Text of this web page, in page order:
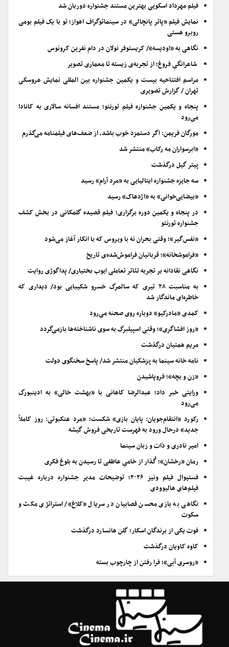
فیلم مهرداد اسکویی بهترین مستند جشنواره دوربان شد
نمایش فیلم «پاتر پانچالی» در سینماتوگراف اهواز؛ تو با یک فیلم بومی
روبرو هستی
نگاهی به «اودیسه»/ کریستوفر نولان در دام نفرین کرونوس
شاعرانگیِ فروغ؛ از تجربه‌ی زیسته تا معماری تصویر
مراسم افتتاحیه بیست و یکمین جشنواره بین المللی نمایش عروسکی
تهران / گزارش تصویری
پنجاه و یکمین جشنواره فیلم تورنتو؛ مستند افسانه سالاری به کانادا
می‌رود
مورگان فریمن: اگر دستمزد خوب باشد، از ضعف‌های فیلمنامه می‌گذرم
«ابرسواران مه رکاب» منتشر شد
پیتر گیل درگذشت
سه جایزه جشنواره ایتالیایی به «مرد آرام» رسید
«بیضایی‌خوانی» به «اژدهاک» رسید
در پنجاه و یکمین دوره برگزاری؛ فیلم قصیده گلمکانی در بخش کشف
جشنواره تورنتو
«نفس‌گیر»؛ وقتی بحران نه با ویروس که با انکار آغاز می‌شود
«فراموشخانه»؛ قربانیان فراموش‌شده‌ی تاریخ
نگاهی نقادانه بر تجربه تئاتر تعاملی ایوب بختیاری/ پداگوژی روایت
به مناسبت ۲۸ تیری که سالمرگ خسرو شکیبایی بود/ دیداری که
خاطره‌ای ماندگار شد
کمدی «مادرکیو» دوباره روی صحنه می‌رود
«روز افشاگری»؛ وقتی اسپیلبرگ به سوی ناشناخته‌ها بازمی‌گردد
مریم همتیان درگذشت
نامه خانه سینما به پزشکیان منتشر شد/ پاسخ سخنگوی دولت
«زن و بچه»؛ فروپاشیدن
ورایتی خبر داد؛ عبدالرضا کاهانی با «بهشت خالی» به ادینبورگ
می‌رود
رکورد «انتقام‌جویان: پایان بازی» شکست؛ «مرد عنکبوتی: روز کاملاً
جدید» درحال ورود به فهرست تاریخی فروش گیشه
امیر نادری و ذات و زبان سینما
رمان «رخشان»؛ گُذار از خامیِ عاطفی تا رسیدن به بلوغ فکری
فستیوال فیلم ونیز ۲۰۲۶؛ توضیحات مدیر جشنواره درباره غیبت
فیلم‌های هالیوودی
نگاهی به بازی محسن قصابیان در سریال «کلاغ»/ استراتژی مکث و
سکوت
فوت یکی از برندگان اسکار؛ گلن هانسارد درگذشت
کاوه کاویان درگذشت
«روسری آبی»؛ فرا رفتن از چارچوب بسته